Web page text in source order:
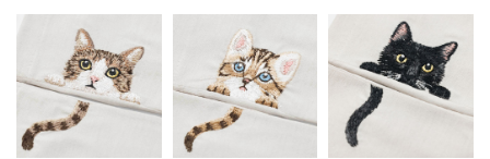
ました。 現物が見たかったのでかがわ市引田の店に行きま
したが、工事中で見れなかった。営業中でないことを記載し
ておいて欲しかったです。ワッペンは金額の割に残念でし
た。